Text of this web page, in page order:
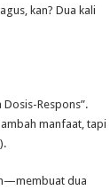
kan? Dua kali
Respons”.
manfaat, tapi
dua